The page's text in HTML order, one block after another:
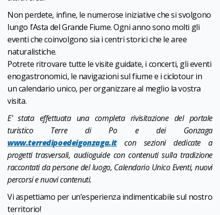
Non perdete, infine, le numerose iniziative che si svolgono
lungo l’Asta del Grande Fiume. Ogni anno sono molti gli
eventi che coinvolgono sia i centri storici che le aree
naturalistiche.
Potrete ritrovare tutte le visite guidate, i concerti, gli eventi
enogastronomici, le navigazioni sul fiume e i ciclotour in
un calendario unico, per organizzare al meglio la vostra
visita.
E' stata effettuata una completa rivisitazione del portale
turistico Terre di Po e dei Gonzaga
www.terredipoedeigonzaga.itcon sezioni dedicate a
progetti trasversali, audioguide con contenuti sulla tradizione
raccontati da persone del luogo, Calendario Unico Eventi, nuovi
percorsi e nuovi contenuti.
Vi aspettiamo per un’esperienza indimenticabile sul nostro
territorio!